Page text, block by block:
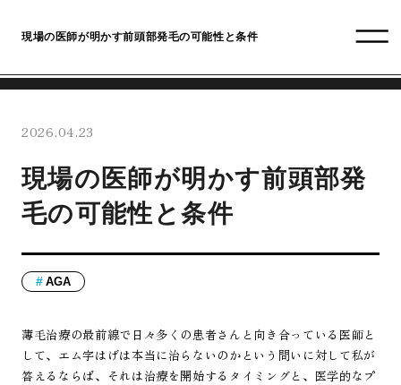
現場の医師が明かす前頭部発毛の可能性と条件
2026.04.23
現場の医師が明かす前頭部発
毛の可能性と条件
AGA
薄毛治療の最前線で日々多くの患者さんと向き合っている医師と
して、エム字はげは本当に治らないのかという問いに対して私が
答えるならば、それは治療を開始するタイミングと、医学的なプ